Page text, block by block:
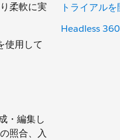
トライアル
Headless
柔軟に実
使用して
・編集し
照合、入